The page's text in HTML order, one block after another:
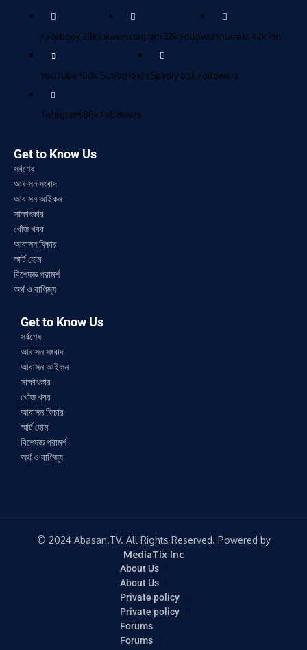
Facebook 23k LikesInstagram 32k FollowsPinterest42k Pin
YouTube 100k SubscribersSpotify 65k Followers
Telegram 88k Followers
Get to Know Us
সর্বশেষ
আবাসন সংবাদ
আবাসন আইকন
সাক্ষাৎকার
খোঁজ খবর
আবাসন ফিচার
স্মার্ট হোম
বিশেষজ্ঞ পরামর্শ
অর্থ ও বাণিজ্য
Get to Know Us
সর্বশেষ
আবাসন সংবাদ
আবাসন আইকন
সাক্ষাৎকার
খোঁজ খবর
আবাসন ফিচার
স্মার্ট হোম
বিশেষজ্ঞ পরামর্শ
অর্থ ও বাণিজ্য
© 2024 Abasan.TV. All Rights Reserved. Powered by
MediaTix Inc
About Us
About Us
Private policy
Private policy
Forums
Forums